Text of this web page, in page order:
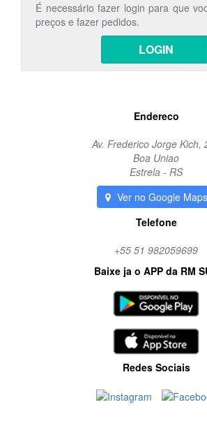
É necessário fazer login para que
preços e fazer pedidos.
LOGIN
Endereco
Av. Frederico Jorge Kich,
Boa Uniao
Estrela - RS
Ver no Google Maps
Telefone
+55 51 982059699
Baixe ja o APP da RM
Redes Sociais